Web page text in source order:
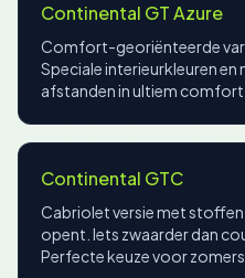
Continental GT Azure
Comfort-georiënteerde
Speciale interieurkleuren en
afstanden in ultiem comfort.
Continental GTC
Cabriolet versie met stoffen
opent. Iets zwaarder dan
Perfecte keuze voor zomers